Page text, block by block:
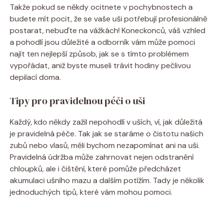
Takže pokud se někdy ocitnete v pochybnostech a
budete mít pocit, že se vaše uši potřebují profesionálně
postarat, nebuďte na vážkách! Koneckonců, váš vzhled
a pohodlí jsou důležité a odborník vám může pomoci
najít ten nejlepší způsob, jak se s tímto problémem
vypořádat, aniž byste museli trávit hodiny pečlivou
depilací doma.
Tipy pro pravidelnou péči o uši
Každý, kdo někdy zažil nepohodlí v uších, ví, jak důležitá
je pravidelná péče. Tak jak se staráme o čistotu našich
zubů nebo vlasů, měli bychom nezapomínat ani na uši.
Pravidelná údržba může zahrnovat nejen odstranění
chloupků, ale i čištění, které pomůže předcházet
akumulaci ušního mazu a dalším potížím. Tady je několik
jednoduchých tipů, které vám mohou pomoci.